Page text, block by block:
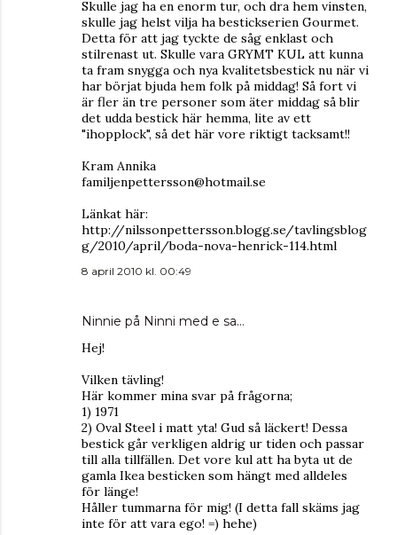
Skulle jag ha en enorm tur, och dra hem vinsten,
skulle jag helst vilja ha bestickserien Gourmet.
Detta för att jag tyckte de såg enklast och
stilrenast ut. Skulle vara GRYMT KUL att kunna
ta fram snygga och nya kvalitetsbestick nu när vi
har börjat bjuda hem folk på middag! Så fort vi
är fler än tre personer som äter middag så blir
det udda bestick här hemma, lite av ett
"ihopplock", så det här vore riktigt tacksamt!!
Kram Annika
familjenpettersson@hotmail.se
Länkat här:
http://nilssonpettersson.blogg.se/tavlingsblog
g/2010/april/boda-nova-henrick-114.html
8 april 2010 kl. 00:49
Ninnie på Ninni med e sa…
Hej!
Vilken tävling!
Här kommer mina svar på frågorna;
1) 1971
2) Oval Steel i matt yta! Gud så läckert! Dessa
bestick går verkligen aldrig ur tiden och passar
till alla tillfällen. Det vore kul att ha byta ut de
gamla Ikea besticken som hängt med alldeles
för länge!
Håller tummarna för mig! (I detta fall skäms jag
inte för att vara ego! =) hehe)